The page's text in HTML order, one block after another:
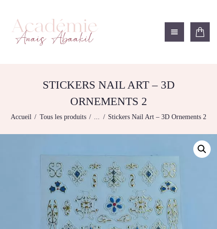
STICKERS NAIL ART – 3D
ORNEMENTS 2
Accueil Tous les produits ... Stickers Nail Art – 3D Ornements 2
ACADÉMIE ANAÏS ABAAKIL
Formation et shop Indigo
NOS FORMATIONS
FORMATIONS
BOUTIQUE
CONTACTEZ-NOUS
MODÈLE